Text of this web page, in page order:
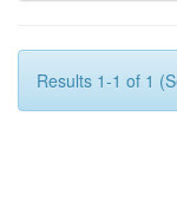
Results 1-1 of 1